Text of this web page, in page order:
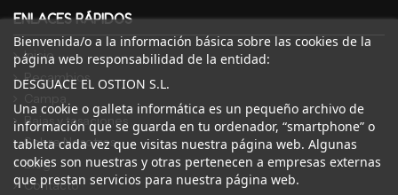
ENLACES RÁPIDOS
Inicio
Recambios
Bajas y tasaciones
Sobre Nosotros
Blog
Contacto
Bienvenida/o a la información básica sobre las cookies de la
página web responsabilidad de la entidad:
DESGUACE EL OSTION S.L.
Una cookie o galleta informática es un pequeño archivo de
información que se guarda en tu ordenador, “smartphone” o
tableta cada vez que visitas nuestra página web. Algunas
cookies son nuestras y otras pertenecen a empresas externas
que prestan servicios para nuestra página web.